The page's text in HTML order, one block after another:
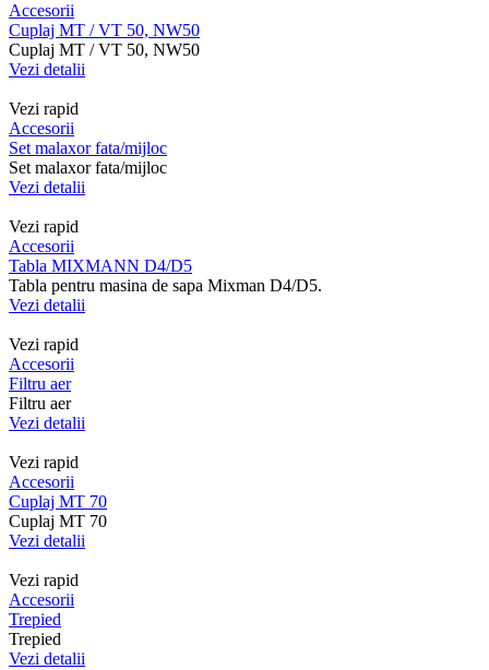
Accesorii
Cuplaj MT / VT 50, NW50
Cuplaj MT / VT 50, NW50
Vezi detalii
Vezi rapid
Accesorii
Set malaxor fata/mijloc
Set malaxor fata/mijloc
Vezi detalii
Vezi rapid
Accesorii
Tabla MIXMANN D4/D5
Tabla pentru masina de sapa Mixman D4/D5.
Vezi detalii
Vezi rapid
Accesorii
Filtru aer
Filtru aer
Vezi detalii
Vezi rapid
Accesorii
Cuplaj MT 70
Cuplaj MT 70
Vezi detalii
Vezi rapid
Accesorii
Trepied
Trepied
Vezi detalii